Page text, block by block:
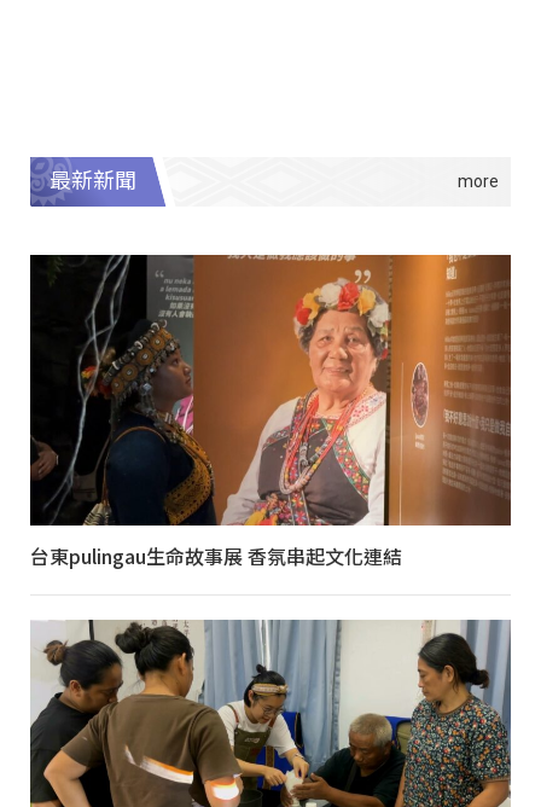
最新新聞
台東pulingau生命故事展 香氛串起文化連結